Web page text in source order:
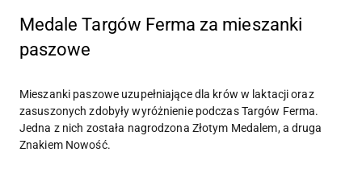
Medale Targów Ferma za mieszanki
paszowe
Mieszanki paszowe uzupełniające dla krów w laktacji oraz
zasuszonych zdobyły wyróżnienie podczas Targów Ferma.
Jedna z nich została nagrodzona Złotym Medalem, a druga
Znakiem Nowość.